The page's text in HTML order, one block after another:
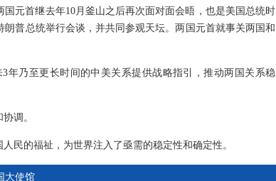
元首继去年10月釜山之后再次面对面会晤，也是美国总统时
普总统举行会谈，并共同参观天坛。两国元首就事关两国和
年乃至更长时间的中美关系提供战略指引，推动两国关系稳
调。
民的福祉，为世界注入了亟需的稳定性和确定性。
大使馆